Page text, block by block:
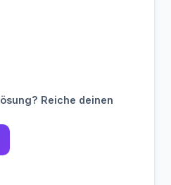
Reiche deinen